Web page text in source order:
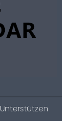
Unterstützen